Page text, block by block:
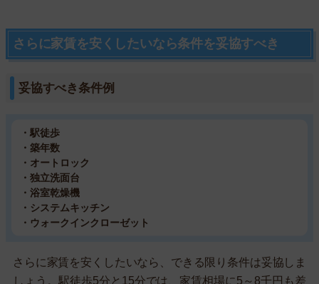
さらに家賃を安くしたいなら条件を妥協すべき
妥協すべき条件例
・駅徒歩
・築年数
・オートロック
・独立洗面台
・浴室乾燥機
・システムキッチン
・ウォークインクローゼット
さらに家賃を安くしたいなら、できる限り条件は妥協しま
しょう。駅徒歩5分と15分では、家賃相場に5～8千円も差